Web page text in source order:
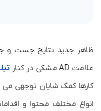
ظاهر جدید نتایج جست و
علامت AD مشکی در کنار
کارها کمک شایان توجهی
انواع مختلف محتوا و